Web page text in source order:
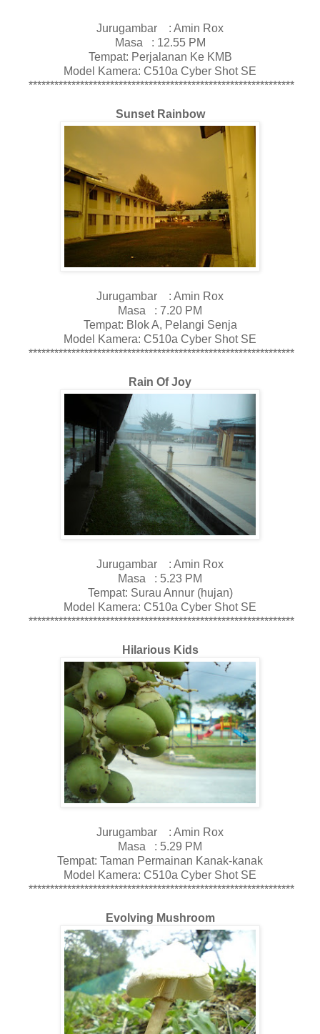
Jurugambar : Amin Rox
Masa : 12.55 PM
Tempat: Perjalanan Ke KMB
Model Kamera: C510a Cyber Shot SE
**************************************************************
Sunset Rainbow
Jurugambar : Amin Rox
Masa : 7.20 PM
Tempat: Blok A, Pelangi Senja
Model Kamera: C510a Cyber Shot SE
**************************************************************
Rain Of Joy
Jurugambar : Amin Rox
Masa : 5.23 PM
Tempat: Surau Annur (hujan)
Model Kamera: C510a Cyber Shot SE
**************************************************************
Hilarious Kids
Jurugambar : Amin Rox
Masa : 5.29 PM
Tempat: Taman Permainan Kanak-kanak
Model Kamera: C510a Cyber Shot SE
**************************************************************
Evolving Mushroom